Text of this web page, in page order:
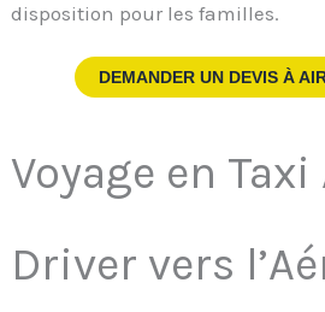
disposition pour les familles.
DEMANDER UN DEVIS À
Voyage en
Driver vers